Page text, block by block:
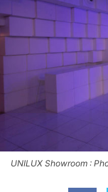
UNILUX Showroom :